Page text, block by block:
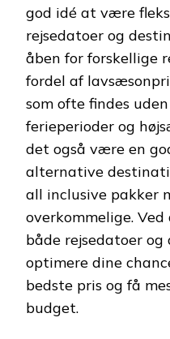
god idé at være
rejsedatoer og
åben for forskellige
fordel af
som ofte findes
ferieperioder og
det også være en
alternative
all inclusive pakker
overkommelige.
både rejsedatoer
optimere dine
bedste pris og få
budget.